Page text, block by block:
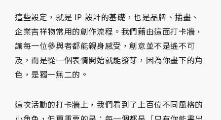
這些設定，就是 IP 設計的基礎，也是品牌、插畫、
企業吉祥物常用的創作流程。我們藉由這面打卡牆，
讓每一位參與者都能親身感受，創意並不是遙不可
及，而是從一個表情開始就能發芽，因為你畫下的角
色，是獨一無二的。
這次活動的打卡牆上，我們看到了上百位不同風格的